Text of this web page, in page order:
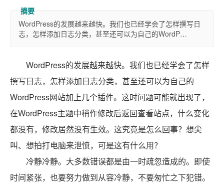
WordPress的发展越来越快。我们也已经学会了怎样撰写日
志，怎样添加日志分类，甚至还可以为自己的WordP…
WordPress的发展越来越快。我们也已经学会了怎样
撰写日志，怎样添加日志分类，甚至还可以为自己的
WordPress网站加上几个插件。这时问题可能就出现了，
在WordPress主题中稍作修改后返回查看站点，什么变化
都没有，修改居然没有生效。这究竟是怎么回事？想尖
叫、想拍打电脑来泄愤，可是这有什么用？
冷静冷静。大多数错误都是由一时疏忽造成的。即使
时间紧张，也要努力做到从容冷静，不要匆忙之下犯错。